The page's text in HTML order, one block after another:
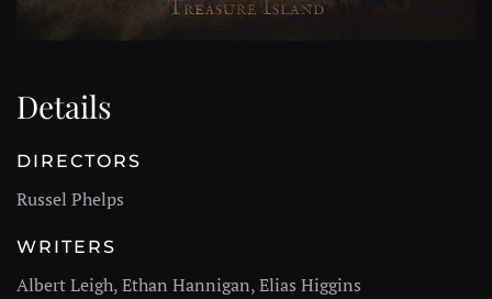
Details
DIRECTORS
Russel Phelps
WRITERS
Albert Leigh, Ethan Hannigan, Elias Higgins